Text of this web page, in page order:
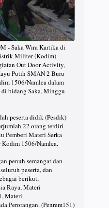
- Saka Wira Kartika di
Militer (Kodim)
Out Door Activity,
Putih SMAN 2 Buru
1506/Namlea dalam
bidang Saka, Minggu
peserta didik (Pesdik)
22 orang terdiri
Pemberi Materi Serka
Kodim 1506/Namlea.
penuh semangat dan
peserta, dan
berikut,
Raya, Materi
Materi
Perorangan. (Penrem151)